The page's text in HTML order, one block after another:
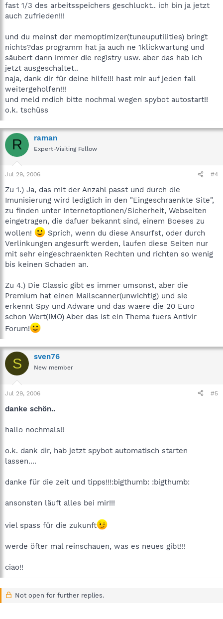
fast 1/3 des arbeitsspeichers geschluckt.. ich bin ja jetzt
auch zufrieden!!!
und du meinst der memoptimizer(tuneuputilities) bringt
nichts?das programm hat ja auch ne 1klickwartung und
säubert dann immer die registry usw. aber das hab ich
jetzt ausgeschaltet..
naja, dank dir für deine hilfe!!! hast mir auf jeden fall
weitergeholfen!!!
und meld mdich bitte nochmal wegen spybot autostart!!
o.k. tschüss
R raman
Expert-Visiting Fellow
Jul 29, 2006 #4
Zu 1.) Ja, das mit der Anzahl passt und durch die
Imunisierung wird lediglich in den "Eingeschraenkte Site",
zu finden unter Internetoptionen/Sicherheit, Webseiten
eingetragen, die dafuer bekannt sind, einem Boeses zu
wollen!
Sprich, wenn du diese Ansurfst, oder durch
Verlinkungen angesurft werden, laufen diese Seiten nur
mit sehr eingeschraenkten Rechten und richten so wenig
bis keinen Schaden an.
Zu 4.) Die Classic gibt es immer umsonst, aber die
Premium hat einen Mailscanner(unwichtig) und sie
erkennt Spy und Adware und das waere die 20 Euro
schon Wert(IMO) Aber das ist ein Thema fuers Antivir
Forum!
S sven76
New member
Jul 29, 2006 #5
danke schön..
hallo nochmals!!
o.k. dank dir, hab jetzt spybot automatisch starten
lassen....
danke für die zeit und tipps!!!:bigthumb: :bigthumb:
ansonsten läuft alles bei mir!!!
viel spass für die zukunft
werde öfter mal reinschauen, was es neues gibt!!!
ciao!!
Not open for further replies.